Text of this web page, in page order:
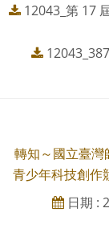
12043_第 17
轉知～國立臺灣
青少年科技創作
日期 :